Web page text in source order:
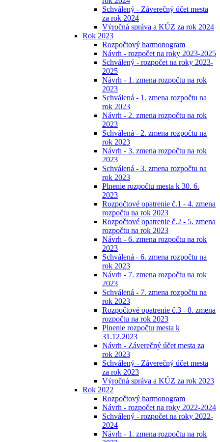
Schválený - Záverečný účet mesta
za rok 2024
Výročná správa a KÚZ za rok 2024
Rok 2023
Rozpočtový harmonogram
Návrh - rozpočet na roky 2023-2025
Schválený - rozpočet na roky 2023-
2025
Návrh - 1. zmena rozpočtu na rok
2023
Schválená - 1. zmena rozpočtu na
rok 2023
Návrh - 2. zmena rozpočtu na rok
2023
Schválená - 2. zmena rozpočtu na
rok 2023
Návrh - 3. zmena rozpočtu na rok
2023
Schválená - 3. zmena rozpočtu na
rok 2023
Plnenie rozpočtu mesta k 30. 6.
2023
Rozpočtové opatrenie č.1 - 4. zmena
rozpočtu na rok 2023
Rozpočtové opatrenie č.2 - 5. zmena
rozpočtu na rok 2023
Návrh - 6. zmena rozpočtu na rok
2023
Schválená - 6. zmena rozpočtu na
rok 2023
Návrh - 7. zmena rozpočtu na rok
2023
Schválená - 7. zmena rozpočtu na
rok 2023
Rozpočtové opatrenie č.3 - 8. zmena
rozpočtu na rok 2023
Plnenie rozpočtu mesta k
31.12.2023
Návrh - Záverečný účet mesta za
rok 2023
Schválený - Záverečný účet mesta
za rok 2023
Výročná správa a KÚZ za rok 2023
Rok 2022
Rozpočtový harmonogram
Návrh - rozpočet na roky 2022-2024
Schválený - rozpočet na roky 2022-
2024
Návrh - 1. zmena rozpočtu na rok